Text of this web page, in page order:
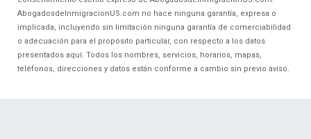
AbogadosdeInmigracionUS.com no hace ninguna garantía, expresa o
implicada, incluyendo sin limitación ninguna garantía de comerciabilidad
o adecuación para el propósito particular, con respecto a los datos
presentados aquí. Todos los nombres, servicios, horarios, mapas,
teléfonos, direcciones y datos están conforme a cambio sin previo aviso.